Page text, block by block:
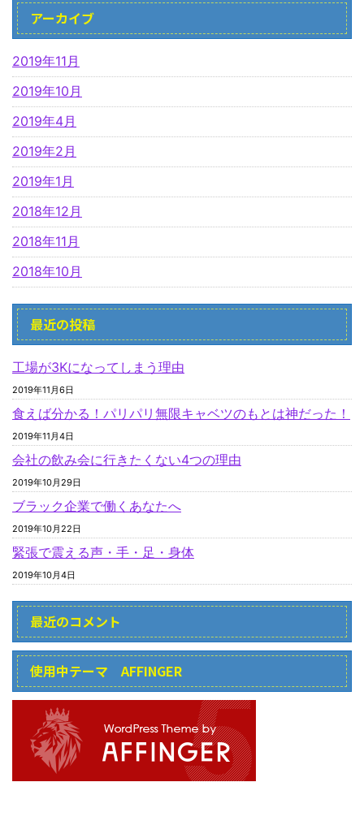
アーカイブ
2019年11月
2019年10月
2019年4月
2019年2月
2019年1月
2018年12月
2018年11月
2018年10月
最近の投稿
工場が3Kになってしまう理由
2019年11月6日
食えば分かる！パリパリ無限キャベツのもとは神だった！
2019年11月4日
会社の飲み会に行きたくない4つの理由
2019年10月29日
ブラック企業で働くあなたへ
2019年10月22日
緊張で震える声・手・足・身体
2019年10月4日
最近のコメント
使用中テーマ AFFINGER